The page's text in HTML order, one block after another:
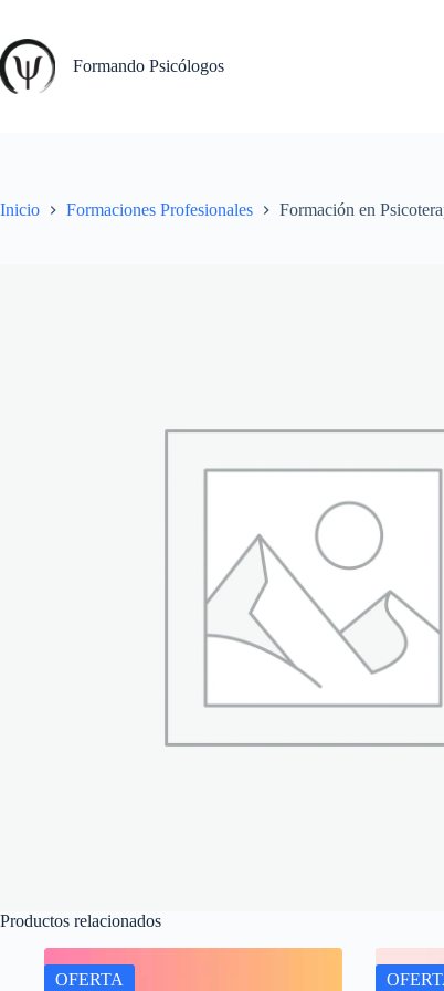
contenido
Formando Psicólogos
Inicio Formaciones Profesionales Formación en
Productos relacionados
OFERTA